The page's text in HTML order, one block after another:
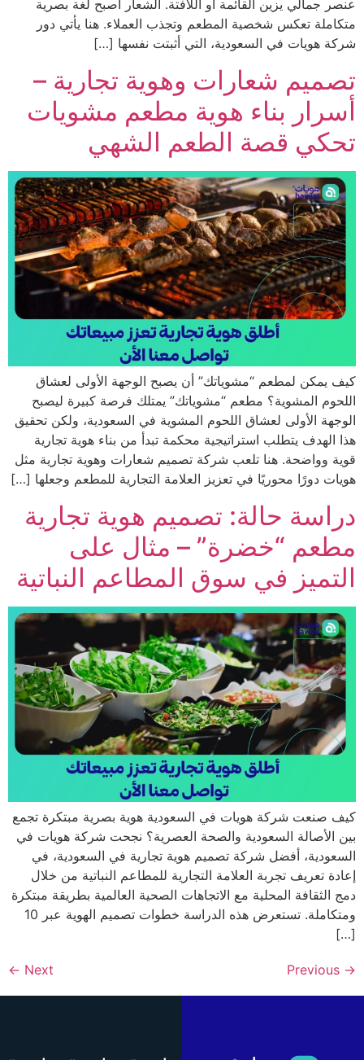
يزين القائمة أو اللافتة. الشعار أصبح لغة بصرية
تعكس شخصية المطعم وتجذب العملاء. هنا يأتي دور
هويات في السعودية، التي أثبتت نفسها […]
شعارات وهوية تجارية –
بناء هوية مطعم مشويات
قصة الطعم الشهي
لمطعم “مشوياتك” أن يصبح الوجهة الأولى لعشاق
المشوية؟ مطعم “مشوياتك” يمتلك فرصة كبيرة ليصبح
الأولى لعشاق اللحوم المشوية في السعودية، ولكن تحقيق
يتطلب استراتيجية محكمة تبدأ من بناء هوية تجارية
وواضحة. هنا تلعب شركة تصميم شعارات وهوية تجارية مثل
دورًا محوريًا في تعزيز العلامة التجارية للمطعم وجعلها […]
حالة: تصميم هوية تجارية
“خضرة” – مثال على
في سوق المطاعم النباتية
شركة هويات في السعودية هوية بصرية مبتكرة تجمع
السعودية والصحة العصرية؟ نجحت شركة هويات في
أفضل شركة تصميم هوية تجارية في السعودية، في
تعريف تجربة العلامة التجارية للمطاعم النباتية من خلال
المحلية مع الاتجاهات الصحية العالمية بطريقة مبتكرة
ومتكاملة. تستعرض هذه الدراسة خطوات تصميم الهوية عبر 10
←